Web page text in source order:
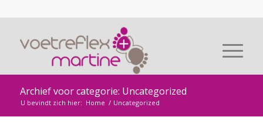
Archief voor categorie: Uncategorized
U bevindt zich hier: Home / Uncategorized